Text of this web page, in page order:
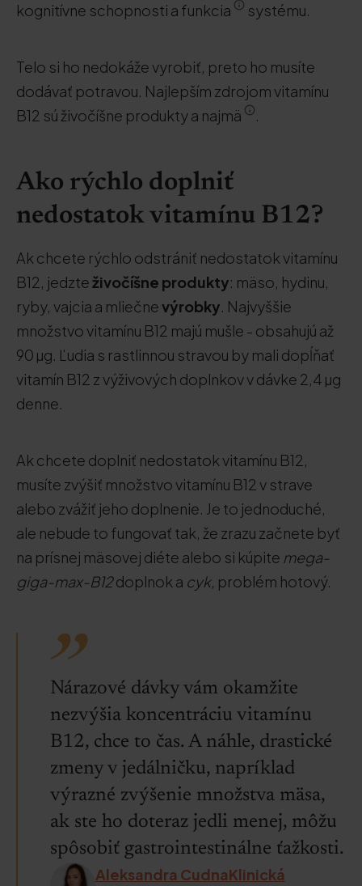
kognitívne schopnosti a funkcia
systému.
Telo si ho nedokáže vyrobiť, preto ho musíte
dodávať potravou. Najlepším zdrojom vitamínu
B12 sú živočíšne produkty a najmä
.
Ako rýchlo doplniť
nedostatok vitamínu B12?
Ak chcete rýchlo odstrániť nedostatok vitamínu
B12, jedzteživočíšne produkty: mäso, hydinu,
ryby, vajcia a mliečnevýrobky. Najvyššie
množstvo vitamínu B12 majú mušle - obsahujú až
90 µg. Ľudia s rastlinnou stravou by mali dopĺňať
vitamín B12 z výživových doplnkov v dávke 2,4 µg
denne.
Ak chcete doplniť nedostatok vitamínu B12,
musíte zvýšiť množstvo vitamínu B12 v strave
alebo zvážiť jeho doplnenie. Je to jednoduché,
ale nebude to fungovať tak, že zrazu začnete byť
na prísnej mäsovej diéte alebo si kúpite mega-
giga-max-B12doplnok a cyk, problém hotový.
Nárazové dávky vám okamžite
nezvýšia koncentráciu vitamínu
B12, chce to čas. A náhle, drastické
zmeny v jedálničku, napríklad
výrazné zvýšenie množstva mäsa,
ak ste ho doteraz jedli menej, môžu
spôsobiť gastrointestinálne ťažkosti.
Aleksandra CudnaKlinická